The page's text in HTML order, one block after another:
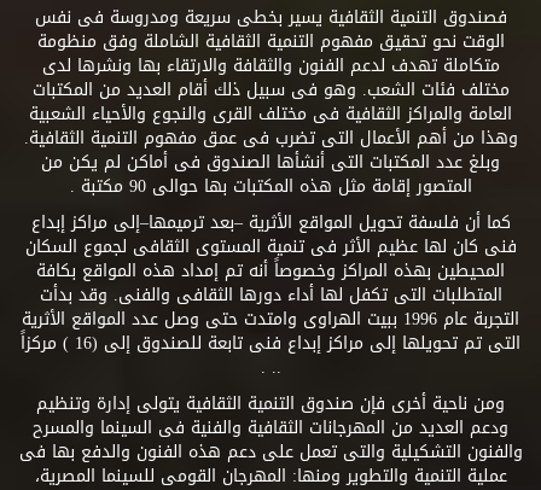
فصندوق التنمية الثقافية يسير بخطى سريعة ومدروسة فى نفس
الوقت نحو تحقيق مفهوم التنمية الثقافية الشاملة وفق منظومة
متكاملة تهدف لدعم الفنون والثقافة والارتقاء بها ونشرها لدى
مختلف فئات الشعب. وهو فى سبيل ذلك أقام العديد من المكتبات
العامة والمراكز الثقافية فى مختلف القرى والنجوع والأحياء الشعبية
وهذا من أهم الأعمال التى تضرب فى عمق مفهوم التنمية الثقافية.
وبلغ عدد المكتبات التى أنشأها الصندوق فى أماكن لم يكن من
المتصور إقامة مثل هذه المكتبات بها حوالى 90 مكتبة .
كما أن فلسفة تحويل المواقع الأثرية –بعد ترميمها–إلى مراكز إبداع
فنى كان لها عظيم الأثر فى تنمية المستوى الثقافى لجموع السكان
المحيطين بهذه المراكز وخصوصاً أنه تم إمداد هذه المواقع بكافة
المتطلبات التى تكفل لها أداء دورها الثقافى والفنى. وقد بدأت
التجربة عام 1996 ببيت الهراوى وامتدت حتى وصل عدد المواقع الأثرية
التى تم تحويلها إلى مراكز إبداع فنى تابعة للصندوق إلى (16 ) مركزاً
.. .
ومن ناحية أخرى فإن صندوق التنمية الثقافية يتولى إدارة وتنظيم
ودعم العديد من المهرجانات الثقافية والفنية فى السينما والمسرح
والفنون التشكيلية والتى تعمل على دعم هذه الفنون والدفع بها فى
عملية التنمية والتطوير ومنها: المهرجان القومى للسينما المصرية،